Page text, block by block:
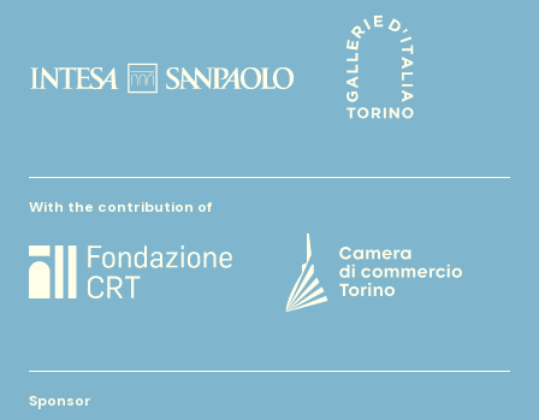
With the contribution of
Sponsor